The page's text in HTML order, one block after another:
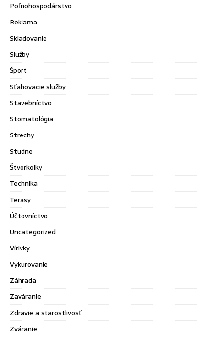
Poľnohospodárstvo
Reklama
Skladovanie
Služby
Šport
Sťahovacie služby
Stavebníctvo
Stomatológia
Strechy
Studne
Štvorkolky
Technika
Terasy
Účtovníctvo
Uncategorized
Vírivky
Vykurovanie
Záhrada
Zaváranie
Zdravie a starostlivosť
Zváranie